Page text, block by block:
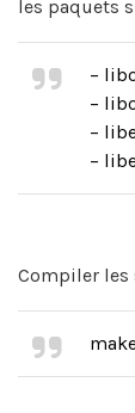
les paquets
–
–
–
–
Compiler les